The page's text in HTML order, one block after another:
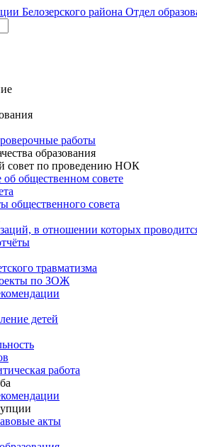
Отдел
работы
образования
совет по проведению НОК
общественном совете
общественного совета
в отношении которых
травматизма
по ЗОЖ
детей
работа
акты